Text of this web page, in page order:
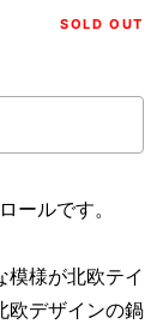
SOLD OUT
ールです。
模様が北欧テイ
欧デザインの鍋